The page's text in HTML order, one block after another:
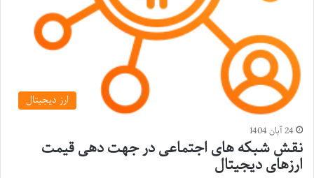
ارز دیجیتال
24 آبان 1404
نقش شبکه های اجتماعی در جهت دهی قیمت
ارزهای دیجیتال